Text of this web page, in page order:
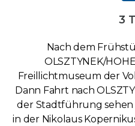
3
Nach dem
OLSZTYNEK/
Freillichtmuseum der
Dann Fahrt nach
der Stadtführung sehen
in der Nikolaus